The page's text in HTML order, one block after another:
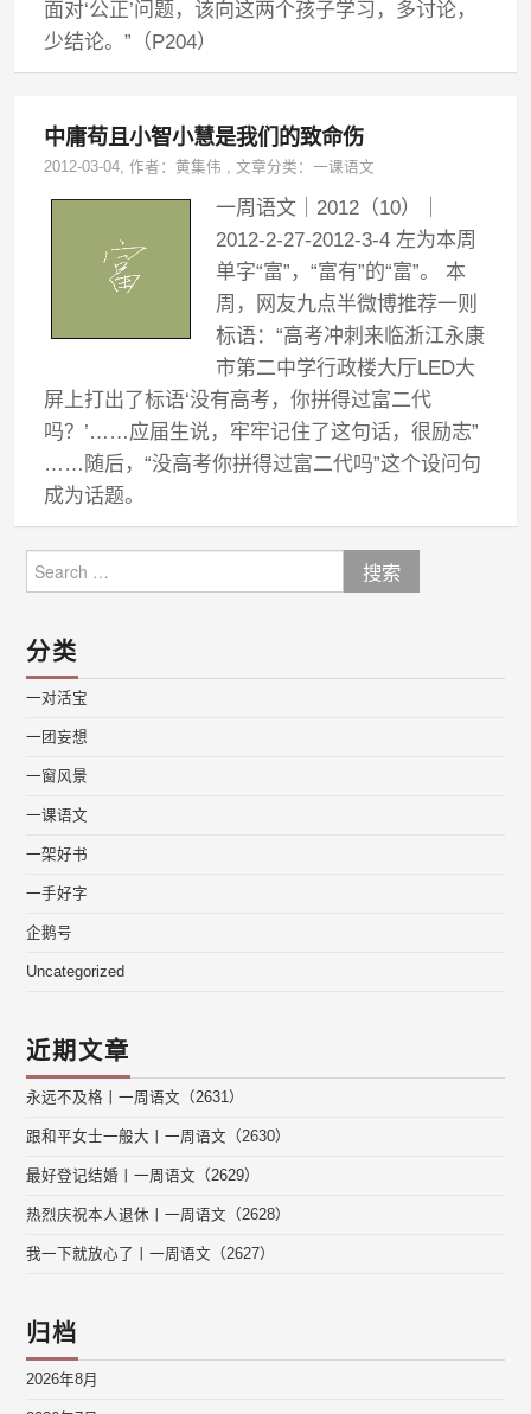
面对‘公正’问题，该向这两个孩子学习，多讨论，
少结论。”（P204）
中庸苟且小智小慧是我们的致命伤
2012-03-04, 作者：黄集伟 ,文章分类：一课语文
一周语文｜2012（10）｜
2012-2-27-2012-3-4 左为本周
单字“富”，“富有”的“富”。 本
周，网友九点半微博推荐一则
标语：“高考冲刺来临浙江永康
市第二中学行政楼大厅LED大
屏上打出了标语‘没有高考，你拼得过富二代
吗？’……应届生说，牢牢记住了这句话，很励志”
……随后，“没高考你拼得过富二代吗”这个设问句
成为话题。
for:
分类
一对活宝
一团妄想
一窗风景
一课语文
一架好书
一手好字
企鹅号
Uncategorized
近期文章
永远不及格丨一周语文（2631）
跟和平女士一般大丨一周语文（2630）
最好登记结婚丨一周语文（2629）
热烈庆祝本人退休丨一周语文（2628）
我一下就放心了丨一周语文（2627）
归档
2026年8月